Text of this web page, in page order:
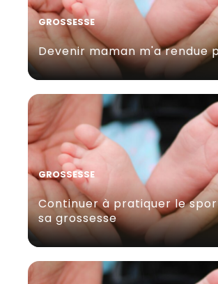
GROSSESSE
Devenir maman m'a rendue
GROSSESSE
Continuer à pratiquer le
sa grossesse